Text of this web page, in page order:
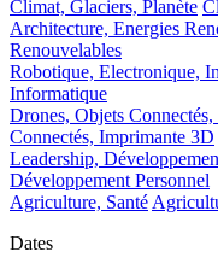
Climat, Glaciers, Planète
Architecture, Energies
Renouvelables
Robotique, Electronique,
Informatique
Drones, Objets
Connectés, Imprimante 3D
Leadership,
Développement Personnel
Agriculture, Santé
Dates